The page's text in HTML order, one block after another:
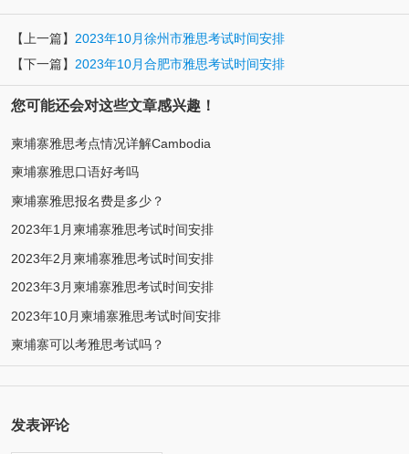
【上一篇】 2023年10月徐州市雅思考试时间安排
【下一篇】 2023年10月合肥市雅思考试时间安排
您可能还会对这些文章感兴趣！
柬埔寨雅思考点情况详解Cambodia
柬埔寨雅思口语好考吗
柬埔寨雅思报名费是多少？
2023年1月柬埔寨雅思考试时间安排
2023年2月柬埔寨雅思考试时间安排
2023年3月柬埔寨雅思考试时间安排
2023年10月柬埔寨雅思考试时间安排
柬埔寨可以考雅思考试吗？
发表评论